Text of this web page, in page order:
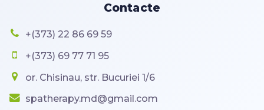
Contacte
+(373) 22 86 69 59
+(373) 69 77 71 95
or. Chisinau, str. Bucuriei 1/6
spatherapy.md@gmail.com